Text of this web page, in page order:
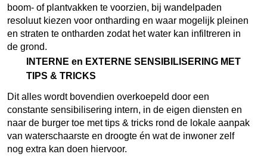
boom- of plantvakken te voorzien, bij wandelpaden
resoluut kiezen voor ontharding en waar mogelijk pleinen
en straten te ontharden zodat het water kan infiltreren in
de grond.
INTERNE en EXTERNE SENSIBILISERING MET
TIPS & TRICKS
Dit alles wordt bovendien overkoepeld door een
constante sensibilisering intern, in de eigen diensten en
naar de burger toe met tips & tricks rond de lokale aanpak
van waterschaarste en droogte én wat de inwoner zelf
nog extra kan doen hiervoor.